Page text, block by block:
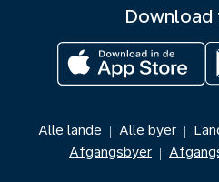
Download
Alle lande | Alle byer |
Afgangsbyer |